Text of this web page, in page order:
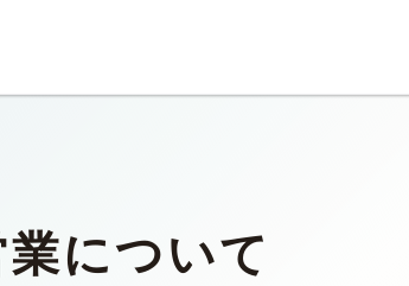
について